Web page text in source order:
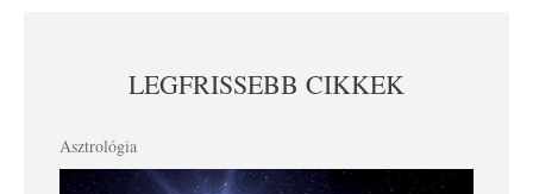
LEGFRISSEBB CIKKEK
Asztrológia